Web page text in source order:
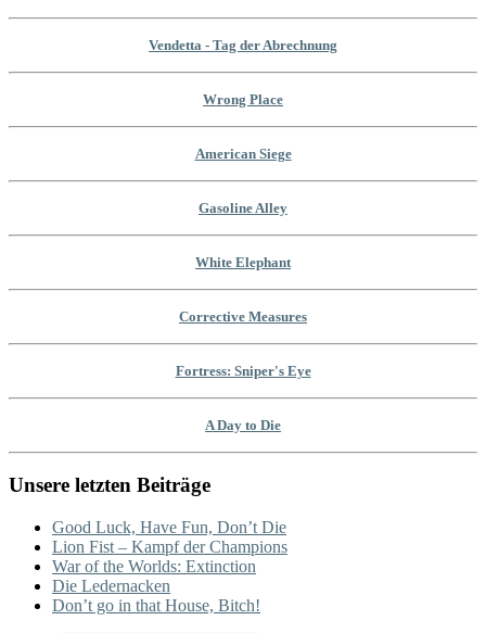
Vendetta - Tag der Abrechnung
Wrong Place
American Siege
Gasoline Alley
White Elephant
Corrective Measures
Fortress: Sniper's Eye
A Day to Die
Unsere letzten Beiträge
Good Luck, Have Fun, Don’t Die
Lion Fist – Kampf der Champions
War of the Worlds: Extinction
Die Ledernacken
Don’t go in that House, Bitch!